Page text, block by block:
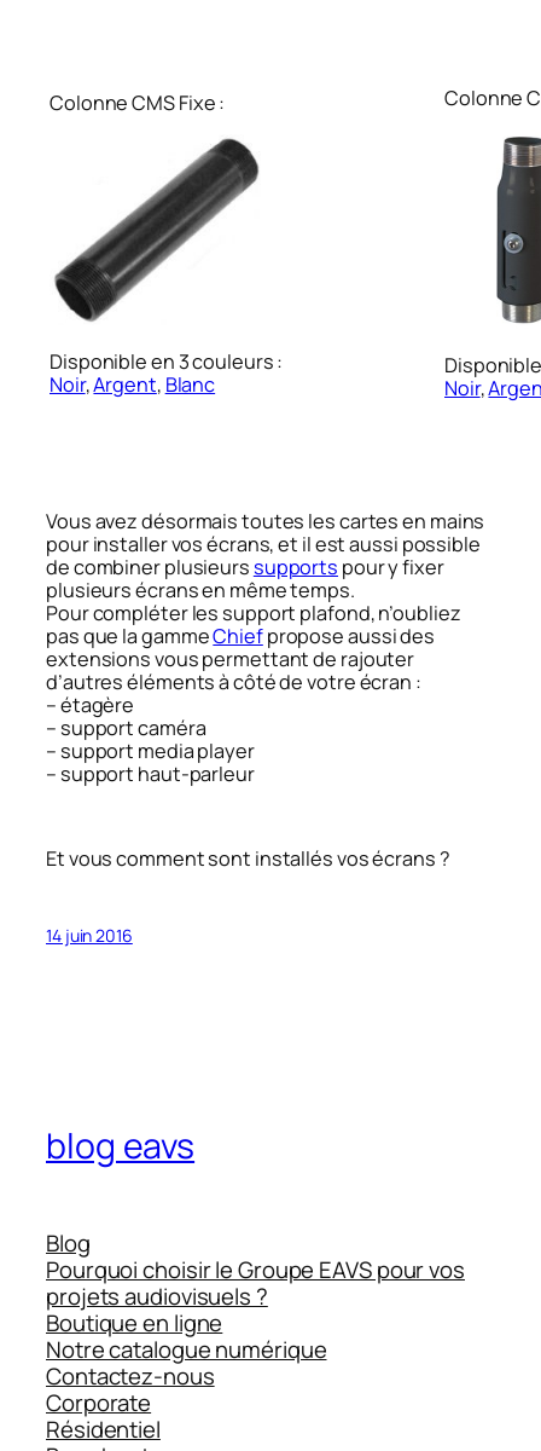
Colonne CMS Fixe :
Disponible en 3 couleurs :
Noir,Argent, Blanc
Colonne
Noir,
Vous avez désormais toutes les cartes en mains
pour installer vos écrans, et il est aussi possible
de combiner plusieurs supports pour y fixer
plusieurs écrans en même temps.
Pour compléter les support plafond, n’oubliez
pas que la gammeChiefpropose aussi des
extensions vous permettant de rajouter
d’autres éléments à côté de votre écran :
– étagère
– support caméra
– support media player
– support haut-parleur
Et vous comment sont installés vos écrans ?
14 juin 2016
blog eavs
Blog
Pourquoi choisir le Groupe EAVS pour vos
projets audiovisuels ?
Boutique en ligne
Notre catalogue numérique
Contactez-nous
Corporate
Résidentiel